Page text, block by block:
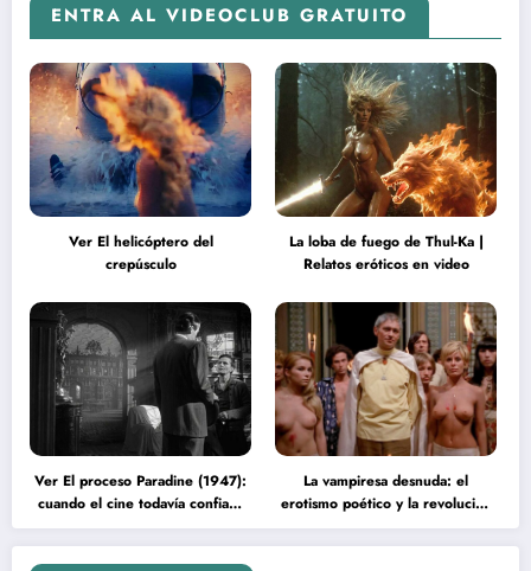
ENTRA AL VIDEOCLUB GRATUITO
Ver El helicóptero del
crepúsculo
La loba de fuego de Thul-Ka |
Relatos eróticos en video
Ver El proceso Paradine (1947):
cuando el cine todavía confiaba
en la inteligencia del espectador
La vampiresa desnuda: el
erotismo poético y la revolución
psicodélica de Jean Rollin